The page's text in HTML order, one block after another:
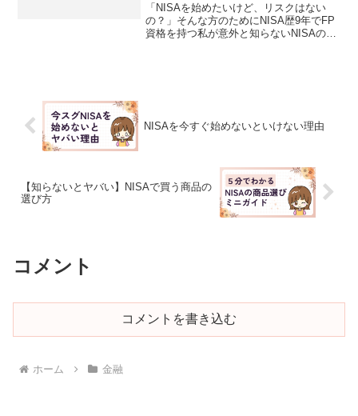
「NISAを始めたいけど、リスクはない
の？」そんな方のためにNISA歴9年でFP
資格を持つ私が意外と知らないNISAのリ
NISAを今すぐ始めないといけない理由
【知らないとヤバい】NISAで買う商品の
選び方
コメント
コメントを書き込む
ホーム 金融